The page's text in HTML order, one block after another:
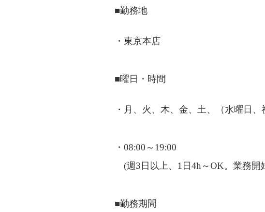
■勤務地
・東京本店
■曜日・時間
・月、火、木、金、土、（水曜日、
・08:00～19:00
(週3日以上、1日4h～OK。業務開
■勤務期間